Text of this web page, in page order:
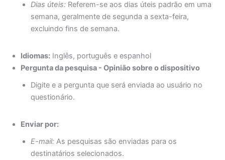
Dias úteis:Referem-se aos dias úteis padrão em uma
semana, geralmente de segunda a sexta-feira,
excluindo fins de semana.
Idiomas:Inglês, português e espanhol
Pergunta da pesquisa - Opinião sobre o dispositivo
Digite e a pergunta que será enviada ao usuário no
questionário.
Enviar por:
E-mail:As pesquisas são enviadas para os
destinatários selecionados.